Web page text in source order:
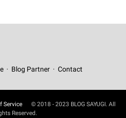
Blog Partner Contact
Service
© 2018 - 2023 BLOG SAYUGI. All
Reserved.